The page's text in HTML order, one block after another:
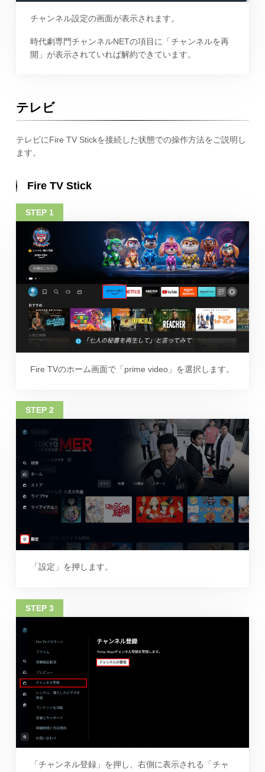
チャンネル設定の画面が表示されます。
時代劇専門チャンネルNETの項目に「チャンネルを再
開」が表示されていれば解約できています。
テレビ
テレビにFire TV Stickを接続した状態での操作方法をご説明し
ます。
Fire TV Stick
Fire TVのホーム画面で「prime video」を選択します。
「設定」を押します。
「チャンネル登録」を押し、右側に表示される「チャ